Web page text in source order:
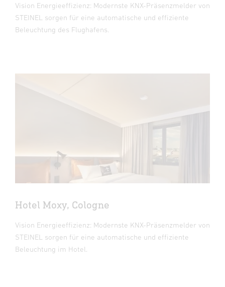
Vision Energieeffizienz: Modernste KNX-Präsenzmelder von
STEINEL sorgen für eine automatische und effiziente
Beleuchtung des Flughafens.
Hotel Moxy, Cologne
Vision Energieeffizienz: Modernste KNX-Präsenzmelder von
STEINEL sorgen für eine automatische und effiziente
Beleuchtung im Hotel.